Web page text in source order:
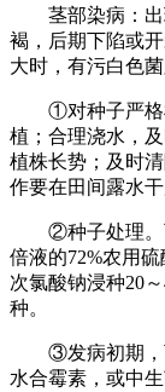
茎部染病：出
褐，后期下陷或
大时，有污白色菌
①对种子严格检
植；合理浇水，
植株长势；及时
作要在田间露水干
②种子处理。可
倍液的72%农用
次氯酸钠浸种20
种。
③发病初期，可
水合霉素，或中